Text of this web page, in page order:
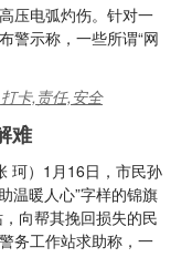
压电弧灼伤。针对一
警示称，一些所谓“网
卡,责任,安全
难
珂）1月16日，市民孙
温暖人心”字样的锦旗
向帮其挽回损失的民
务工作站求助称，一